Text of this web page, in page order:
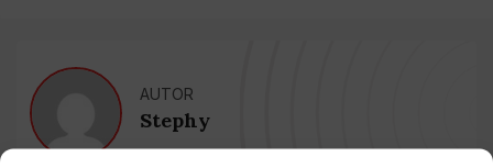
AUTOR
Stephy